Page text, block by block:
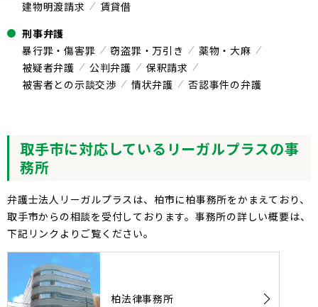
建物明渡請求
賃貸借
刑事弁護
暴行罪・傷害罪
窃盗罪・万引き
薬物・大麻
被疑者弁護
公判弁護
保釈請求
被害者との示談交渉
情状弁護 否認事件の弁護
取手市に対応しているリーガルプラスの事
務所
弁護士法人リーガルプラスは、柏市に柏事務所をかまえており、
取手市からの相談を受付しております。事務所の詳しい概要は、
下記リンクよりご覧ください。
柏法律事務所